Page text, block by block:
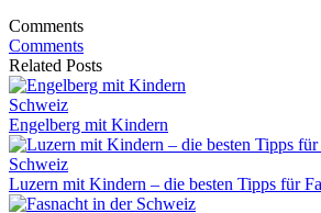
Comments
Comments
Related Posts
Schweiz
Engelberg mit Kindern
Schweiz
Luzern mit Kindern – die besten Tipps für